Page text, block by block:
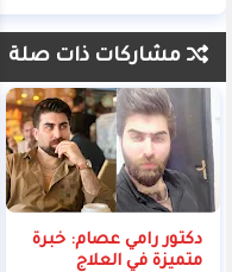
مشاركات ذات صلة
دكتور رامي عصام: خبرة
متميزة في العلاج